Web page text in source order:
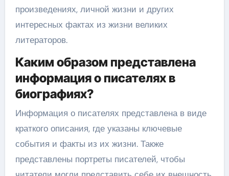
произведениях, личной жизни и других
интересных фактах из жизни великих
литераторов.
Каким образом представлена
информация о писателях в
биографиях?
Информация о писателях представлена в виде
краткого описания, где указаны ключевые
события и факты из их жизни. Также
представлены портреты писателей, чтобы